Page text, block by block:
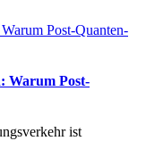
Warum Post-
ist